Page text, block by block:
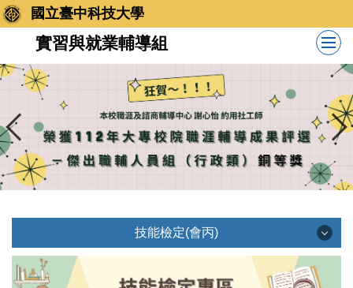
跳
到
要
區
國立臺中科技大學
實習與就業輔導組
技能檢定(會丙)
技能檢定(會丙)